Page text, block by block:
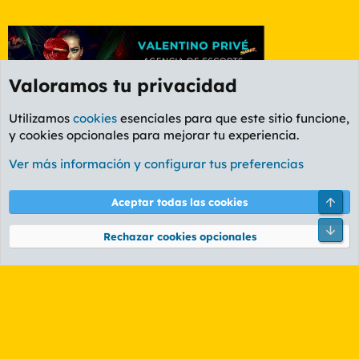
Foro Deportes
Cookies
PL OLDSTYLE AMARILLO
Términos y reglas Política de privacidad Ayuda
Community platform by XenForo® © 2010-2026 XenForo Ltd.
Valoramos tu privacidad
Utilizamos cookies esenciales para que este sitio funcione,
y cookies opcionales para mejorar tu experiencia.
Ver más información y configurar tus preferencias
Aceptar todas las cookies
Rechazar cookies opcionales
Pie